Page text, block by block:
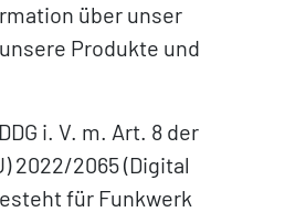
über unser
Produkte und
i. V. m. Art. 8 der
2022/2065 (Digital
für Funkwerk